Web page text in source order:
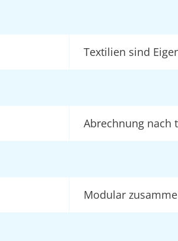
Textilien sind
Abrechnung nach
Modular